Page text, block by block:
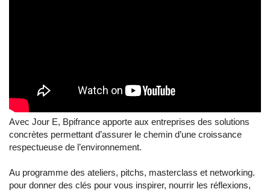
Avec Jour E, Bpifrance apporte aux entreprises des solutions
concrètes permettant d’assurer le chemin d’une croissance
respectueuse de l’environnement.
Au programme des ateliers, pitchs, masterclass et networking.
pour donner des clés pour vous inspirer, nourrir les réflexions,